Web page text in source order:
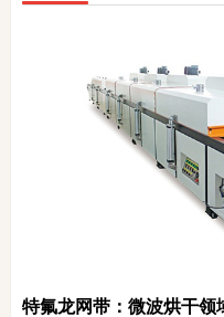
特氟龙网带：微波烘干领